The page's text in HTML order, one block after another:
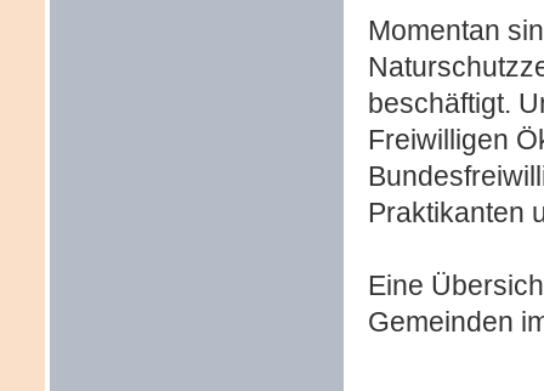
Momentan
beschäftigt.
Freiwilligen
Praktikanten
Eine
Gemeinden